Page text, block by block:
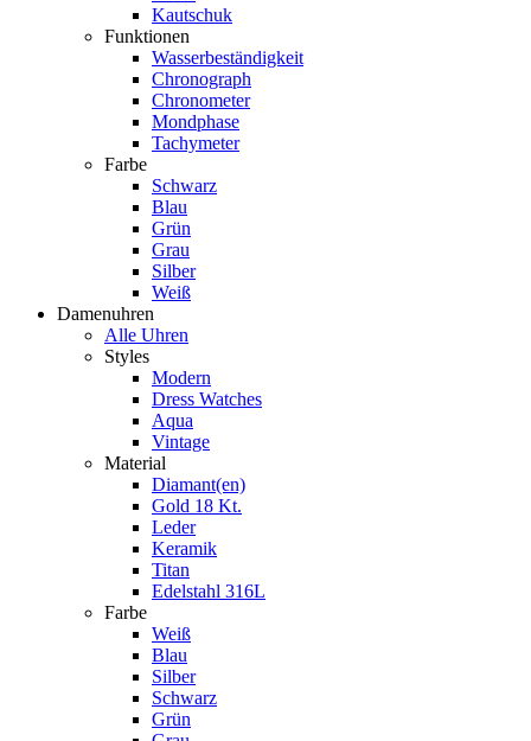
Kautschuk
Funktionen
Wasserbeständigkeit
Chronograph
Chronometer
Mondphase
Tachymeter
Farbe
Schwarz
Blau
Grün
Grau
Silber
Weiß
Damenuhren
Alle Uhren
Styles
Modern
Dress Watches
Aqua
Vintage
Material
Diamant(en)
Gold 18 Kt.
Leder
Keramik
Titan
Edelstahl 316L
Farbe
Weiß
Blau
Silber
Schwarz
Grün